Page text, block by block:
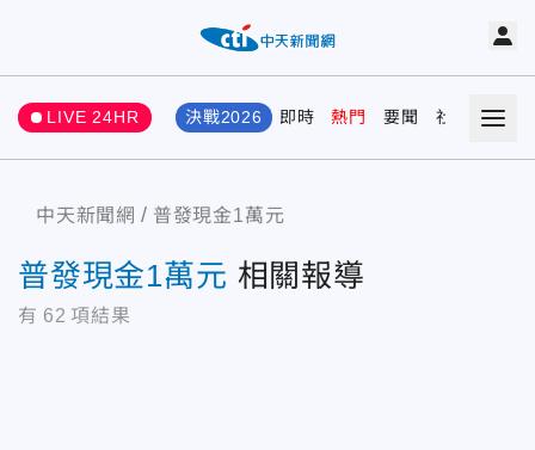
LIVE 24HR 決戰2026 即時 熱門 要聞 社會 娛樂
中天新聞網 普發現金1萬元
普發現金1萬元 相關報導
有 62 項結果